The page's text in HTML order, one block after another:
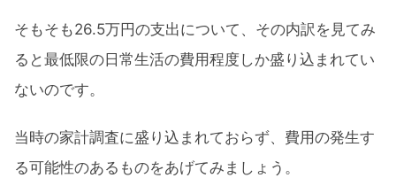
そもそも26.5万円の支出について、その内訳を見てみ
ると最低限の日常生活の費用程度しか盛り込まれてい
ないのです。
当時の家計調査に盛り込まれておらず、費用の発生す
る可能性のあるものをあげてみましょう。